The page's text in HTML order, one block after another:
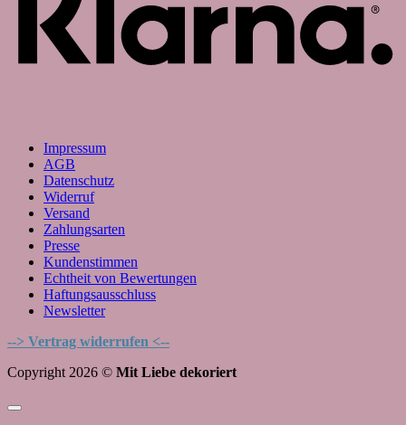
Impressum
AGB
Datenschutz
Widerruf
Versand
Zahlungsarten
Presse
Kundenstimmen
Echtheit von Bewertungen
Haftungsausschluss
Newsletter
--> Vertrag widerrufen <--
Copyright 2026 © Mit Liebe dekoriert